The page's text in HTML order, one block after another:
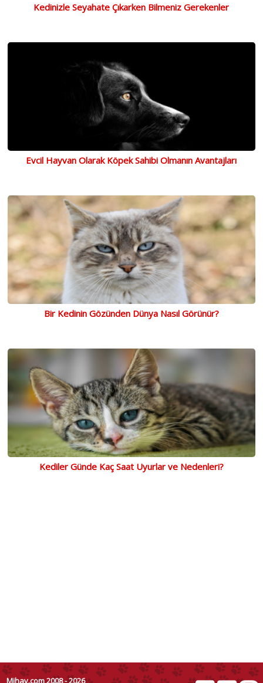
Kedinizle Seyahate Çıkarken Bilmeniz Gerekenler
Evcil Hayvan Olarak Köpek Sahibi Olmanın Avantajları
Bir Kedinin Gözünden Dünya Nasıl Görünür?
Kediler Günde Kaç Saat Uyurlar ve Nedenleri?
Mihav.com 2008 - 2026